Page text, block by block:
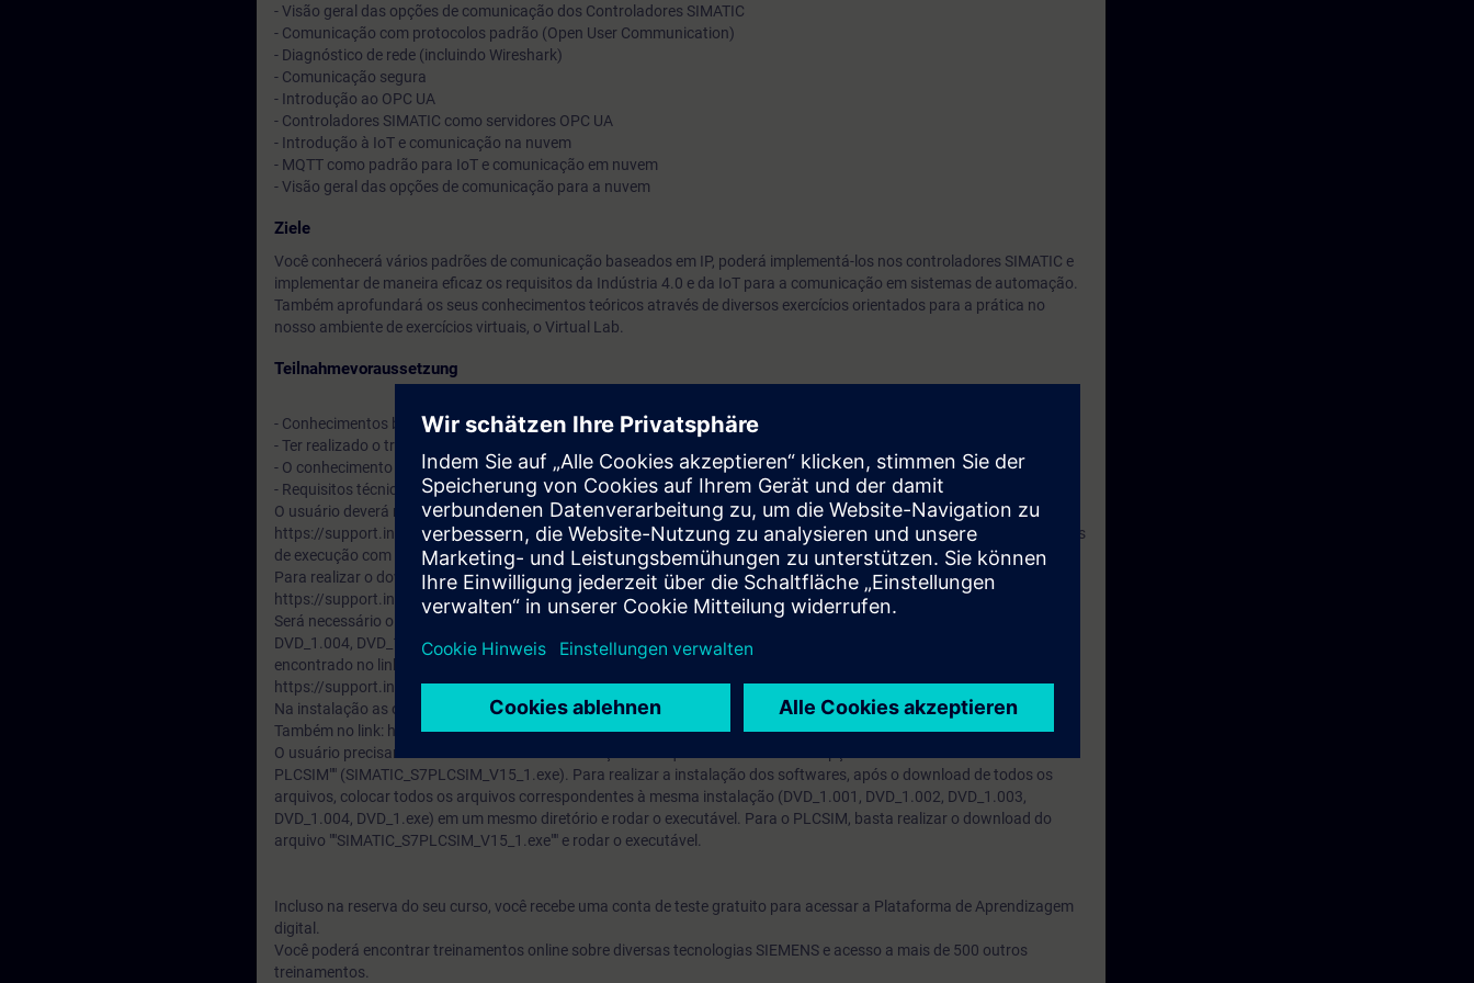
- Visão geral das opções de comunicação dos Controladores SIMATIC
- Comunicação com protocolos padrão (Open User Communication)
- Diagnóstico de rede (incluindo Wireshark)
- Comunicação segura
- Introdução ao OPC UA
- Controladores SIMATIC como servidores OPC UA
- Introdução à IoT e comunicação na nuvem
- MQTT como padrão para IoT e comunicação em nuvem
- Visão geral das opções de comunicação para a nuvem
Ziele
Você conhecerá vários padrões de comunicação baseados em IP, poderá implementá-los nos controladores SIMATIC e
implementar de maneira eficaz os requisitos da Indústria 4.0 e da IoT para a comunicação em sistemas de automação.
Também aprofundará os seus conhecimentos teóricos através de diversos exercícios orientados para a prática no
nosso ambiente de exercícios virtuais, o Virtual Lab.
Teilnahmevoraussetzung
- Conhecimentos básicos de engenharia de redes
- Ter realizado o treinamento TIA-PRO2
- O conhecimento de SCL é uma vantagem
- Requisitos técnicos:
O usuário deverá realizar o cadastro no site:
https://support.industry.siemens.com/cs/start?lc=pt-BR, pois todos os Downloads de softwares somente são passíveis
de execução com esse cadastro.
Para realizar o download do software o usuário deve seguir as orientações do documento encontrado no link abaixo:
https://support.industry.siemens.com/cs/document/109758060.
Será necessário o download de todos os arquivos encontrados na opção DVD1 (DVD_1.001, DVD_1.002, DVD_1.003,
DVD_1.004, DVD_1.exe) do ""TRIAL Download STEP 7 Basic/Professional and WinCC Basic/Comfort/Advanced""
encontrado no link abaixo:
https://support.industry.siemens.com/cs/document/109761045
Na instalação as opções: Step 7 Professional e WinCC Advanced devem ser selecionadas.
Também no link: https://support.industry.siemens.com/cs/document/109761045
O usuário precisará realizar o download e instalação do arquivo encontrados na opção ""TRIAL Download STEP 7
PLCSIM"" (SIMATIC_S7PLCSIM_V15_1.exe). Para realizar a instalação dos softwares, após o download de todos os
arquivos, colocar todos os arquivos correspondentes à mesma instalação (DVD_1.001, DVD_1.002, DVD_1.003,
DVD_1.004, DVD_1.exe) em um mesmo diretório e rodar o executável. Para o PLCSIM, basta realizar o download do
arquivo ""SIMATIC_S7PLCSIM_V15_1.exe"" e rodar o executável.
Incluso na reserva do seu curso, você recebe uma conta de teste gratuito para acessar a Plataforma de Aprendizagem
digital.
Você poderá encontrar treinamentos online sobre diversas tecnologias SIEMENS e acesso a mais de 500 outros
treinamentos.